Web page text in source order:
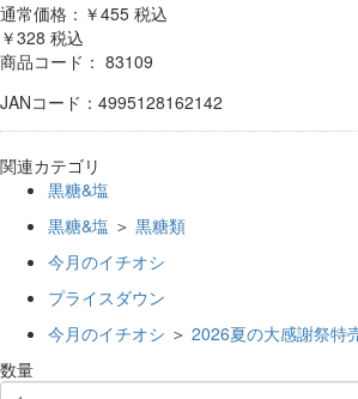
通常価格：￥455 税込
￥328 税込
商品コード： 83109
JANコード：4995128162142
関連カテゴリ
黒糖&塩
黒糖&塩 ＞ 黒糖類
今月のイチオシ
プライスダウン
今月のイチオシ ＞ 2026夏の大感謝祭特
数量